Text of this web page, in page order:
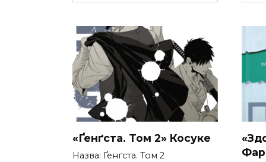
«Ґенґста. Том 2» Косуке
Назва: Ґенґста. Том 2